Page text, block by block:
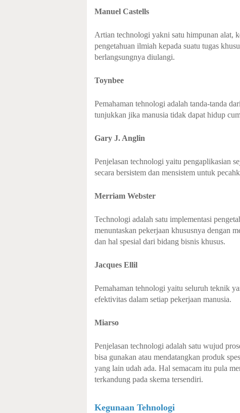
Manuel Castells
Artian technologi yakni satu himpunan alat,
pengetahuan ilmiah kepada suatu tugas
berlangsungnya diulangi.
Toynbee
Pemahaman tehnologi adalah tanda-tanda
tunjukkan jika manusia tidak dapat hidup
Gary J. Anglin
Penjelasan technologi yaitu pengaplikasian
secara bersistem dan mensistem untuk
Merriam Webster
Technologi adalah satu implementasi
menuntaskan pekerjaan khususnya dengan
dan hal spesial dari bidang bisnis khusus.
Jacques Ellil
Pemahaman tehnologi yaitu seluruh teknik
efektivitas dalam setiap pekerjaan manusia.
Miarso
Penjelasan technologi adalah satu wujud
bisa gunakan atau mendatangkan produk
yang lain udah ada. Hal semacam itu pula
terkandung pada skema tersendiri.
Kegunaan Tehnologi